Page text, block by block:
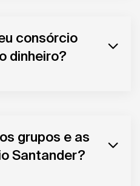
consórcio
dinheiro?
grupos e as
Santander?